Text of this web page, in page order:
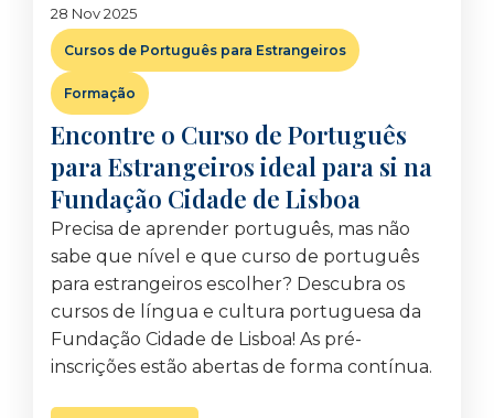
28 Nov 2025
Cursos de Português para Estrangeiros
Formação
Encontre o Curso de Português
para Estrangeiros ideal para si na
Fundação Cidade de Lisboa
Precisa de aprender português, mas não
sabe que nível e que curso de português
para estrangeiros escolher? Descubra os
cursos de língua e cultura portuguesa da
Fundação Cidade de Lisboa! As pré-
inscrições estão abertas de forma contínua.